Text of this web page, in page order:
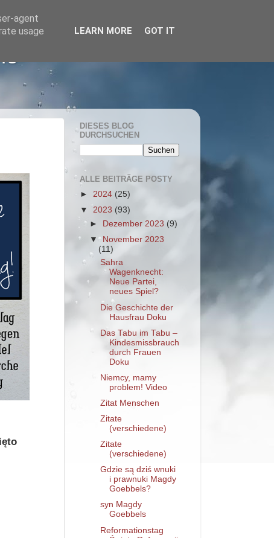
DIESES BLOG
DURCHSUCHEN
ALLE BEITRÄGE POSTY
► 2024 (25)
▼ 2023 (93)
► Dezember 2023(9)
▼ November 2023
(11)
Sahra
Wagenknecht:
Neue Partei,
neues Spiel?
Die Geschichte der
Hausfrau Doku
Das Tabu im Tabu –
Kindesmissbrauch
durch Frauen
Doku
Niemcy, mamy
problem! Video
Zitat Menschen
Zitate
(verschiedene)
Zitate
(verschiedene)
Gdzie są dziś wnuki
i prawnuki Magdy
Goebbels?
syn Magdy
Goebbels
Reformationstag
agent
usage
LEARN MORE GOT IT